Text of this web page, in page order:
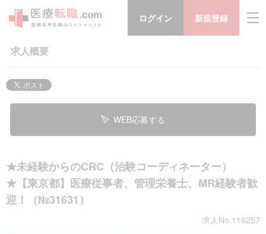
ログイン 新規登録
求人概要
WEB応募する
★未経験からのCRC（治験コーディネーター）
★【東京都】医療従事者、管理栄養士、MR経験者歓
迎！（№31631）
求人No.116257